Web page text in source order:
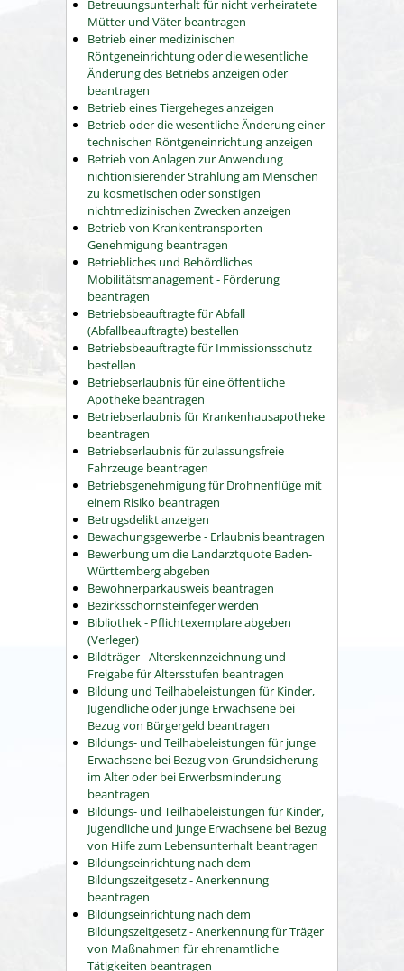
Betreuungsunterhalt für nicht verheiratete
Mütter und Väter beantragen
Betrieb einer medizinischen
Röntgeneinrichtung oder die wesentliche
Änderung des Betriebs anzeigen oder
beantragen
Betrieb eines Tiergeheges anzeigen
Betrieb oder die wesentliche Änderung einer
technischen Röntgeneinrichtung anzeigen
Betrieb von Anlagen zur Anwendung
nichtionisierender Strahlung am Menschen
zu kosmetischen oder sonstigen
nichtmedizinischen Zwecken anzeigen
Betrieb von Krankentransporten -
Genehmigung beantragen
Betriebliches und Behördliches
Mobilitätsmanagement - Förderung
beantragen
Betriebsbeauftragte für Abfall
(Abfallbeauftragte) bestellen
Betriebsbeauftragte für Immissionsschutz
bestellen
Betriebserlaubnis für eine öffentliche
Apotheke beantragen
Betriebserlaubnis für Krankenhausapotheke
beantragen
Betriebserlaubnis für zulassungsfreie
Fahrzeuge beantragen
Betriebsgenehmigung für Drohnenflüge mit
einem Risiko beantragen
Betrugsdelikt anzeigen
Bewachungsgewerbe - Erlaubnis beantragen
Bewerbung um die Landarztquote Baden-
Württemberg abgeben
Bewohnerparkausweis beantragen
Bezirksschornsteinfeger werden
Bibliothek - Pflichtexemplare abgeben
(Verleger)
Bildträger - Alterskennzeichnung und
Freigabe für Altersstufen beantragen
Bildung und Teilhabeleistungen für Kinder,
Jugendliche oder junge Erwachsene bei
Bezug von Bürgergeld beantragen
Bildungs- und Teilhabeleistungen für junge
Erwachsene bei Bezug von Grundsicherung
im Alter oder bei Erwerbsminderung
beantragen
Bildungs- und Teilhabeleistungen für Kinder,
Jugendliche und junge Erwachsene bei Bezug
von Hilfe zum Lebensunterhalt beantragen
Bildungseinrichtung nach dem
Bildungszeitgesetz - Anerkennung
beantragen
Bildungseinrichtung nach dem
Bildungszeitgesetz - Anerkennung für Träger
von Maßnahmen für ehrenamtliche
Tätigkeiten beantragen